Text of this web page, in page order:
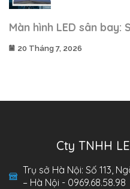
Màn hình LED sân bay:
20 Tháng 7, 2026
Cty TNHH
Trụ sở Hà Nội: Số 113,
– Hà Nội - 0969.68.58.98